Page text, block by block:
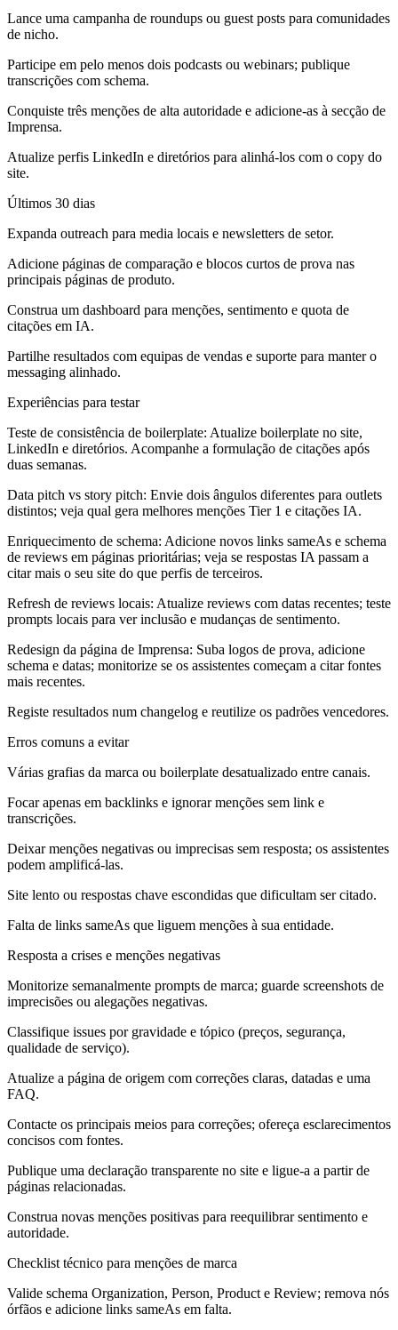
Lance uma campanha de roundups ou guest posts para comunidades
de nicho.
Participe em pelo menos dois podcasts ou webinars; publique
transcrições com schema.
Conquiste três menções de alta autoridade e adicione-as à secção de
Imprensa.
Atualize perfis LinkedIn e diretórios para alinhá-los com o copy do
site.
Últimos 30 dias
Expanda outreach para media locais e newsletters de setor.
Adicione páginas de comparação e blocos curtos de prova nas
principais páginas de produto.
Construa um dashboard para menções, sentimento e quota de
citações em IA.
Partilhe resultados com equipas de vendas e suporte para manter o
messaging alinhado.
Experiências para testar
Teste de consistência de boilerplate: Atualize boilerplate no site,
LinkedIn e diretórios. Acompanhe a formulação de citações após
duas semanas.
Data pitch vs story pitch: Envie dois ângulos diferentes para outlets
distintos; veja qual gera melhores menções Tier 1 e citações IA.
Enriquecimento de schema: Adicione novos links sameAs e schema
de reviews em páginas prioritárias; veja se respostas IA passam a
citar mais o seu site do que perfis de terceiros.
Refresh de reviews locais: Atualize reviews com datas recentes; teste
prompts locais para ver inclusão e mudanças de sentimento.
Redesign da página de Imprensa: Suba logos de prova, adicione
schema e datas; monitorize se os assistentes começam a citar fontes
mais recentes.
Registe resultados num changelog e reutilize os padrões vencedores.
Erros comuns a evitar
Várias grafias da marca ou boilerplate desatualizado entre canais.
Focar apenas em backlinks e ignorar menções sem link e
transcrições.
Deixar menções negativas ou imprecisas sem resposta; os assistentes
podem amplificá-las.
Site lento ou respostas chave escondidas que dificultam ser citado.
Falta de links sameAs que liguem menções à sua entidade.
Resposta a crises e menções negativas
Monitorize semanalmente prompts de marca; guarde screenshots de
imprecisões ou alegações negativas.
Classifique issues por gravidade e tópico (preços, segurança,
qualidade de serviço).
Atualize a página de origem com correções claras, datadas e uma
FAQ.
Contacte os principais meios para correções; ofereça esclarecimentos
concisos com fontes.
Publique uma declaração transparente no site e ligue-a a partir de
páginas relacionadas.
Construa novas menções positivas para reequilibrar sentimento e
autoridade.
Checklist técnico para menções de marca
Valide schema Organization, Person, Product e Review; remova nós
órfãos e adicione links sameAs em falta.